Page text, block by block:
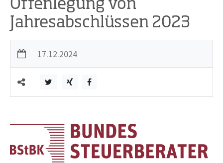
Offenlegung von
Jahresabschlüssen 2023
17.12.2024